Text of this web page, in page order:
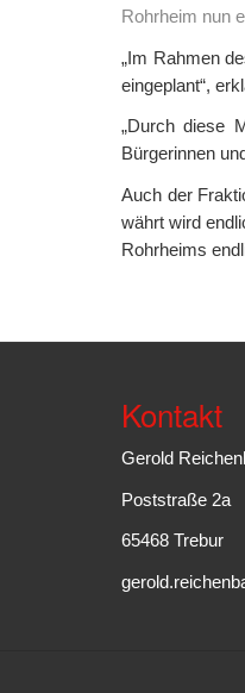
Rohrheim nun
„Im Rahmen
eingeplant“,
„Durch diese
Bürgerinnen
Auch der
währt wird
Rohrheims
Kontakt
Gerold
Poststraße 2a
65468 Trebur